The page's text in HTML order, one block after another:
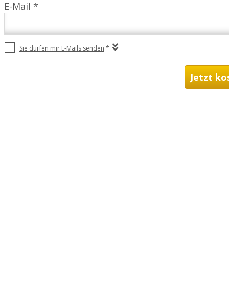
E-Mail *
Sie dürfen mir E-Mails senden *
Jetzt